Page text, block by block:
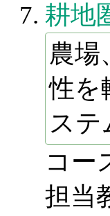
耕地
農場
性を
ステ
コー
担当